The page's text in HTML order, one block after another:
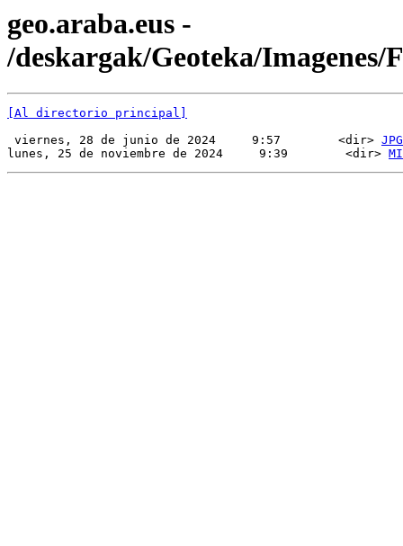
geo.araba.eus -
/deskargak/Geoteka/Imagenes/
[Al directorio principal]
viernes, 28 de junio de 2024     9:57        <dir> JPG
lunes, 25 de noviembre de 2024     9:39        <dir>